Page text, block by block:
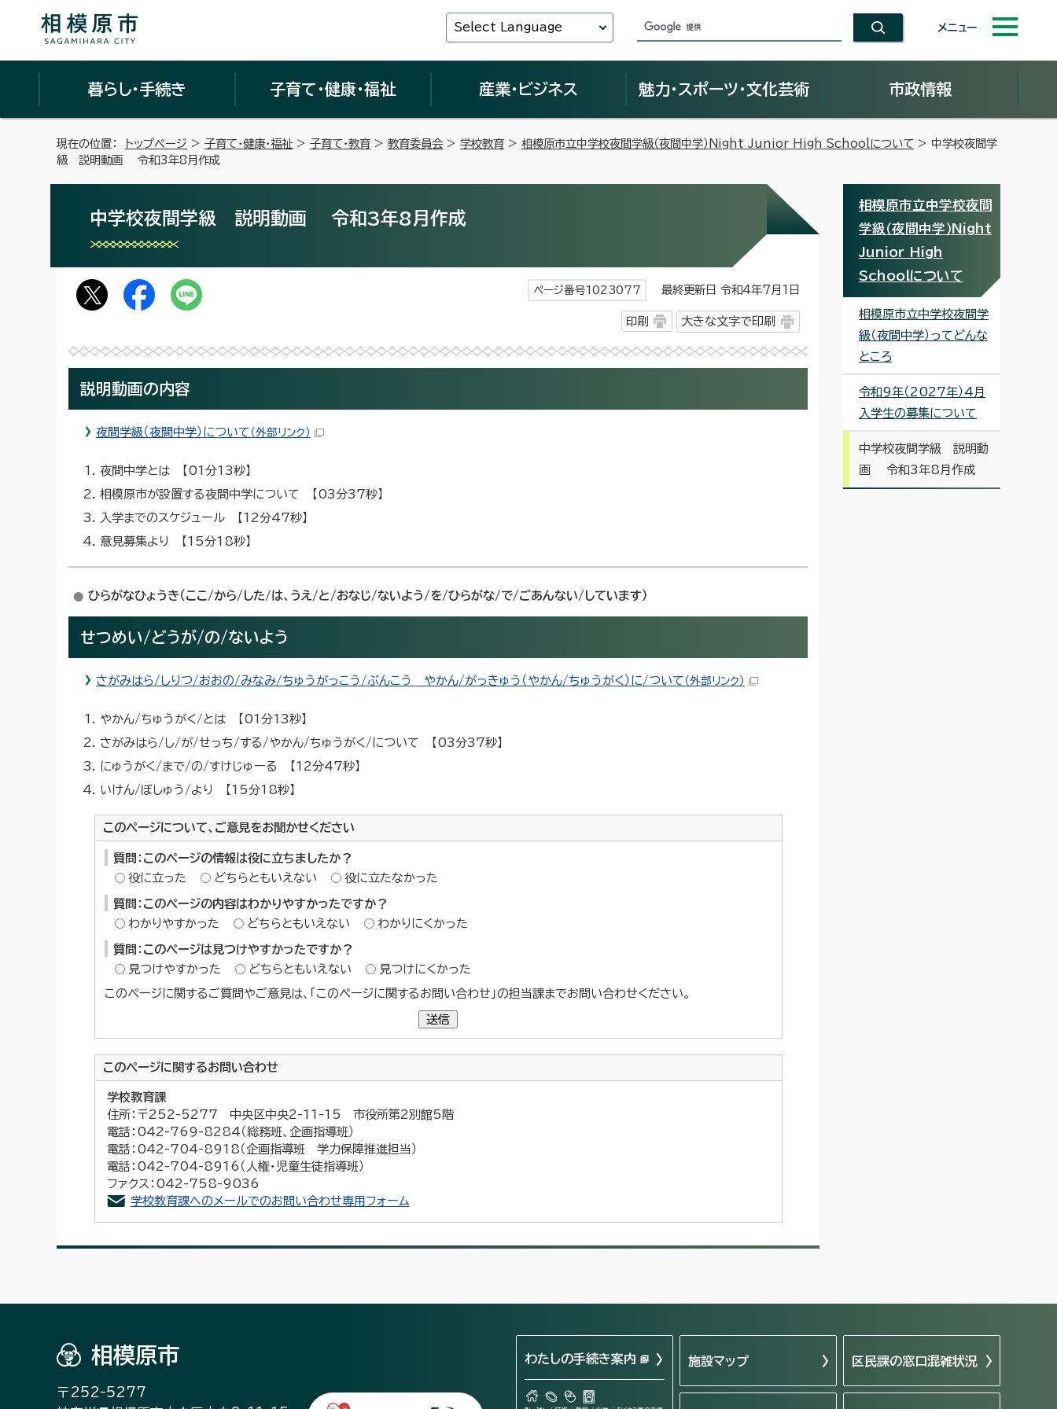
Select Language メニュー
暮らし・手続き 子育て・健康・福祉 産業・ビジネス 魅力・スポーツ・文化芸術 市政情報
現在の位置： トップページ > 子育て・健康・福祉 > 子育て・教育 > 教育委員会 > 学校教育 > 相模原市立中学校夜間学級（夜間中学）Night Junior High Schoolについて > 中学校夜間学
級 説明動画 令和3年8月作成
中学校夜間学級 説明動画 令和3年8月作成
ページ番号1023077 最終更新日 令和4年7月1日
印刷 大きな文字で印刷
説明動画の内容
夜間学級（夜間中学）について （外部リンク）
夜間中学とは 【01分13秒】
相模原市が設置する夜間中学について 【03分37秒】
入学までのスケジュール 【12分47秒】
意見募集より 【15分18秒】
ひらがなひょうき（ここ/から/した/は、うえ/と/おなじ/ないよう/を/ひらがな/で/ごあんない/しています）
せつめい/どうが/の/ないよう
さがみはら/しりつ/おおの/みなみ/ちゅうがっこう/ぶんこう やかん/がっきゅう（やかん/ちゅうがく）に/ついて （外部リンク）
やかん/ちゅうがく/とは 【01分13秒】
さがみはら/し/が/せっち/する/やかん/ちゅうがく/について 【03分37秒】
にゅうがく/まで/の/すけじゅーる 【12分47秒】
いけん/ぼしゅう/より 【15分18秒】
このページについて、ご意見をお聞かせください
質問：このページの情報は役に立ちましたか？
役に立った
どちらともいえない 役に立たなかった
質問：このページの内容はわかりやすかったですか？
わかりやすかった
どちらともいえない わかりにくかった
質問：このページは見つけやすかったですか？
見つけやすかった
どちらともいえない 見つけにくかった
このページに関するご質問やご意見は、「このページに関するお問い合わせ」の担当課までお問い合わせください。
送信
このページに関するお問い合わせ
学校教育課
住所：〒252-5277 中央区中央2-11-15 市役所第2別館5階
電話：042-769-8284（総務班、企画指導班）
電話：042-704-8918（企画指導班 学力保障推進担当）
電話：042-704-8916（人権・児童生徒指導班）
ファクス：042-758-9036
学校教育課へのメールでのお問い合わせ専用フォーム
相模原市立中学校夜間
学級（夜間中学）Night
Junior High
Schoolについて
相模原市立中学校夜間学
級（夜間中学）ってどんな
ところ
令和9年（2027年）4月
入学生の募集について
中学校夜間学級 説明動
画 令和3年8月作成
相模原市
〒252-5277
わたしの手続き案内 施設マップ 区民課の窓口混雑状況